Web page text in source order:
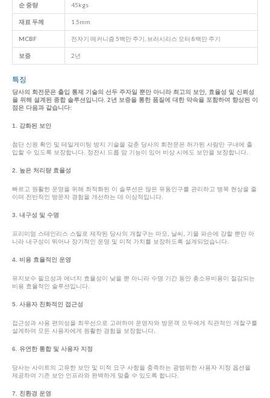
순 중량 45kgs
재료 두께 1.5mm
MCBF 전자기 메커니즘 5백만 주기, 브러시리스 모터 8백만 주기
보증 2년
특징
당사의 회전문은 출입 통제 기술의 선두 주자일 뿐만 아니라 최고의 보안, 효율성 및 신뢰성
을 위해 설계된 종합 솔루션입니다. 2년 보증을 통한 품질에 대한 약속을 포함하여 향상된 이
점은 다음과 같습니다:
1. 강화된 보안
첨단 신원 확인 및 테일게이팅 방지 기술을 갖춘 당사의 회전문은 허가된 사람만 구내에 출
입할 수 있도록 보장합니다. 정전시 드롭 암 기능이 있어 비상 시에도 보안을 보장합니다.
2. 높은 처리량 효율성
빠르고 원활한 운영을 위해 최적화된 이 솔루션은 많은 유동인구를 관리하고 병목 현상을 줄
이며 전반적인 방문자 경험을 개선하는 데 이상적입니다.
3. 내구성 및 수명
프리미엄 스테인리스 스틸로 제작된 당사의 개찰구는 마모, 날씨, 기물 파손에 강할 뿐만 아
니라 내구성이 뛰어나 장기적인 운영 및 미적 가치를 보장하도록 설계되었습니다.
4. 비용 효율적인 운영
유지보수 필요성과 에너지 효율성이 낮을 뿐 아니라 수명 기간 동안 총소유비용이 절감되는
비용 효율적인 솔루션입니다.
5. 사용자 친화적인 접근성
접근성과 사용 편의성을 최우선으로 고려하여 운영자와 방문객 모두에게 직관적인 개찰구를
설계하여 모든 사용자에게 원활한 경험을 보장합니다.
6. 유연한 통합 및 사용자 지정
당사는 사이트의 고유한 보안 및 미적 요구 사항을 충족하는 광범위한 사용자 지정 옵션을
제공하여 기존 보안 인프라와 완벽하게 맞출 수 있도록 합니다.
7. 친환경 운영